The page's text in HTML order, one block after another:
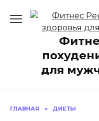
содержанию
для
ГЛАВНАЯ » ДИЕТЫ